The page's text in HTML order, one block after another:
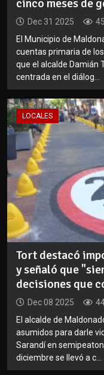
cinco meses de
Dec 31 2025
El Municipio de
cuentas primaria de
que el alcalde Damián
centrada en el diálog...
LOCALES
Tort destacó
y señaló que
decisiones que
Dec 08 2025
El alcalde de
asumidos para darle
Sarandí en
diciembre se llevó a c...